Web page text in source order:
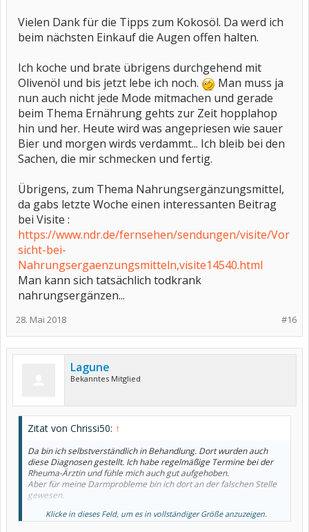
Vielen Dank für die Tipps zum Kokosöl. Da werd ich
beim nächsten Einkauf die Augen offen halten.
Ich koche und brate übrigens durchgehend mit
Olivenöl und bis jetzt lebe ich noch.
Man muss ja
nun auch nicht jede Mode mitmachen und gerade
beim Thema Ernährung gehts zur Zeit hopplahop
hin und her. Heute wird was angepriesen wie sauer
Bier und morgen wirds verdammt... Ich bleib bei den
Sachen, die mir schmecken und fertig.
Übrigens, zum Thema Nahrungsergänzungsmittel,
da gabs letzte Woche einen interessanten Beitrag
bei Visite :
https://www.ndr.de/fernsehen/sendungen/visite/Vor
sicht-bei-
Nahrungsergaenzungsmitteln,visite14540.html
Man kann sich tatsächlich todkrank
nahrungsergänzen...
#16
28. Mai 2018
Lagune
Bekanntes Mitglied
Zitat von Chrissi50: ↑
Da bin ich selbstverständlich in Behandlung. Dort wurden auch
diese Diagnosen gestellt. Ich habe regelmäßige Termine bei der
Rheuma-Ärztin und fühle mich auch gut aufgehoben.
Aber für meine Darmprobleme bin ich dort an der falschen Stelle
gewesen.
Nur wegen dieser Sache war ich bei der Naturheilverfahrensärztin.
Klicke in dieses Feld, um es in vollständiger Größe anzuzeigen.